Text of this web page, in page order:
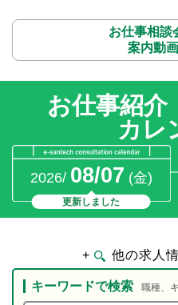
お仕事相談
案内動画
お仕事紹介
カレ
2026/ 08/07 (金)
更新しました
+ 他の求人
キーワードで検索 職種、